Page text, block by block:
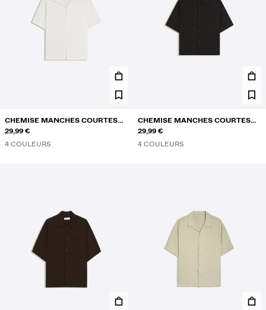
CHEMISE MANCHES COURTES
RUSTIQUE
29,99 €
4 COULEURS
CHEMISE MANCHES COURTES
BOXY FIT PLISSÉE
29,99 €
4 COULEURS